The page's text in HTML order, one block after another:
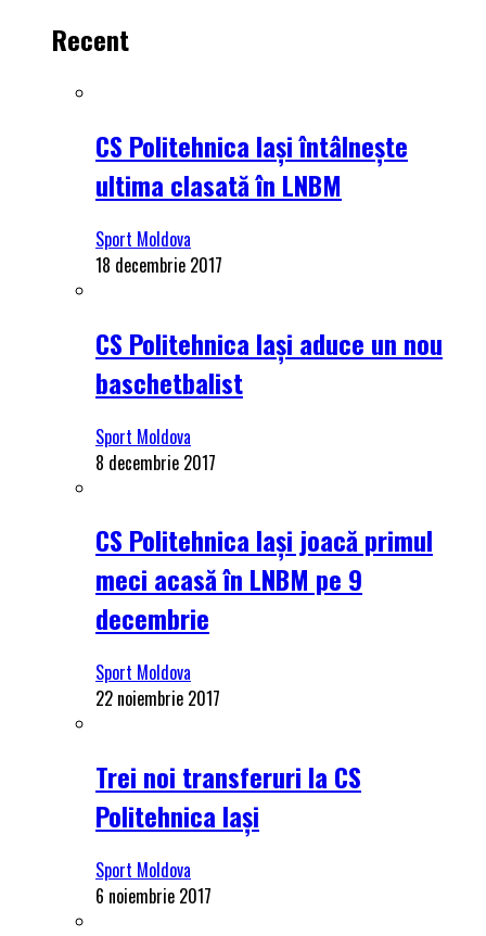
Recent
CS Politehnica Iași întâlnește
ultima clasată în LNBM
Sport Moldova
18 decembrie 2017
CS Politehnica Iași aduce un nou
baschetbalist
Sport Moldova
8 decembrie 2017
CS Politehnica Iași joacă primul
meci acasă în LNBM pe 9
decembrie
Sport Moldova
22 noiembrie 2017
Trei noi transferuri la CS
Politehnica Iași
Sport Moldova
6 noiembrie 2017